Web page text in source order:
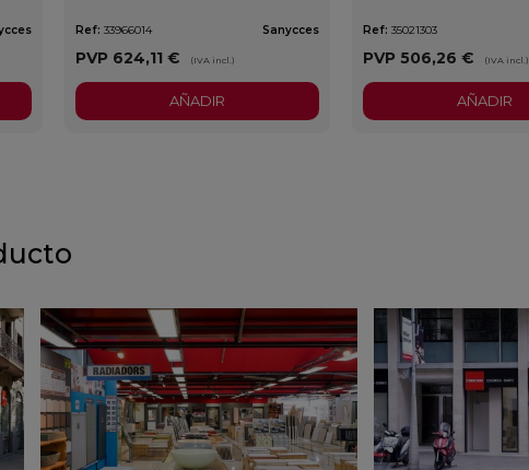
Ref: 33966014 Sanycces
PVP 624,11 € (IVA incl.)
AÑADIR
Ref: 35021303
PVP 506,26 € (IVA incl.)
AÑADIR